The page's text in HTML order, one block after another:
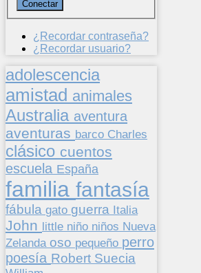
¿Recordar contraseña?
¿Recordar usuario?
adolescencia
amistad animales
Australia aventura
aventuras barco Charles
clásico cuentos
escuela España
familia fantasía
fábula gato guerra Italia
John little niño niños Nueva
Zelanda oso pequeño perro
poesía Robert Suecia